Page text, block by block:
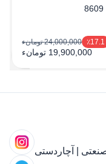
٪17.1 24,000,000 تومانء
19,900,000 تومانء